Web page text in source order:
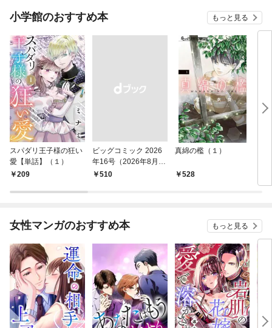
小学館のおすすめ本 もっと見る
スパダリ王子様の狂い
愛【単話】（１）
209
ビッグコミック 2026
年16号（2026年8月7
日発売）
￥510
真綿の檻（１）
528
女性マンガのおすすめ本 もっと見る